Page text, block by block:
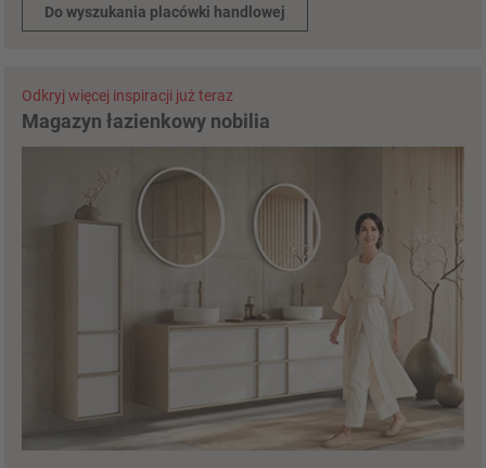
Do wyszukania placówki handlowej
Odkryj więcej inspiracji już teraz
Magazyn łazienkowy nobilia